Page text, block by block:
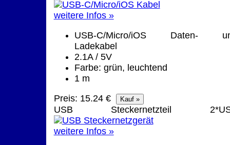
weitere Infos »
USB-C/Micro/iOS Daten-
Ladekabel
2.1A / 5V
Farbe: grün, leuchtend
1 m
Preis: 15.24 €
USB Steckernetzteil
weitere Infos »